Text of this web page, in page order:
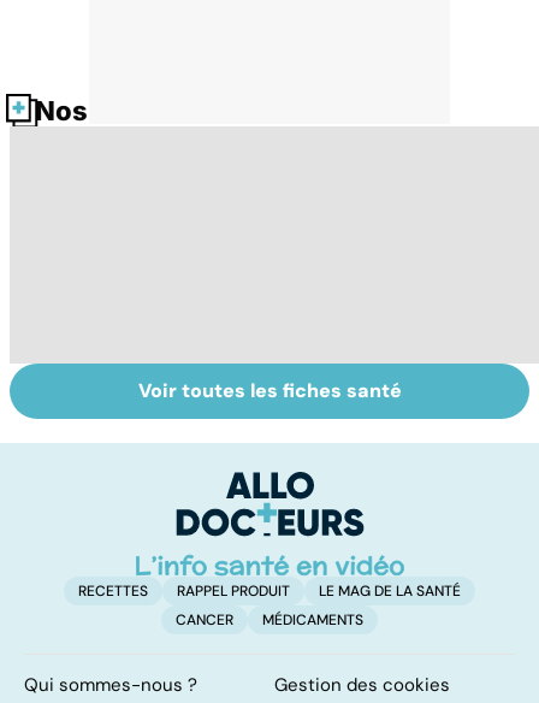
Nos fiches santé
Derrière les
troubles du
En finir avec
l'apnée du
Voir toutes les fiches santé
RECETTES RAPPEL PRODUIT
LE MAG DE LA SANTÉ
CANCER
MÉDICAMENTS
Qui sommes-nous ? Gestion des cookies